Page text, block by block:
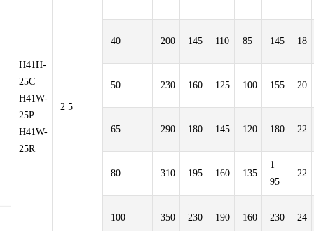
H41H-
25C
H41W-
25P
H41W-
25R
2 5
40 200 145 110 85 145 18
50 230 160 125 100 155 20
65 290 180 145 120 180 22
80 310 195 160 135
1
95
22
100 350 230 190 160 230 24